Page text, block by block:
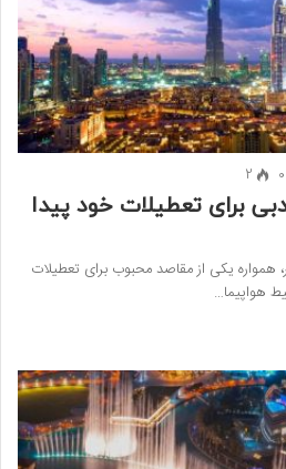
0
2
برای تعطیلات خود پیدا
همواره یکی از مقاصد محبوب برای تعطیلات
هواپیما…